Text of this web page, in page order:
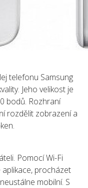
telefonu Samsung
Jeho velikost je
bodů. Rozhraní
rozdělit zobrazení a
Pomocí Wi-Fi
procházet
mobilní. S